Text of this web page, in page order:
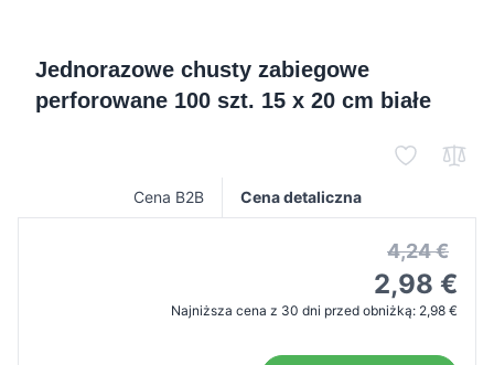
Jednorazowe chusty zabiegowe
perforowane 100 szt. 15 x 20 cm białe
Cena B2B Cena detaliczna
4,24 €
2,98 €
Najniższa cena z 30 dni przed obniżką: 2,98 €